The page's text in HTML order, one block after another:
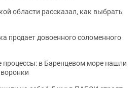
области рассказал, как выбрать
продает довоенного соломенного
в Баренцевом море нашли